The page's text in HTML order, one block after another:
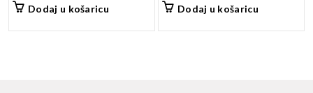
Dodaj u košaricu
Dodaj u košaricu